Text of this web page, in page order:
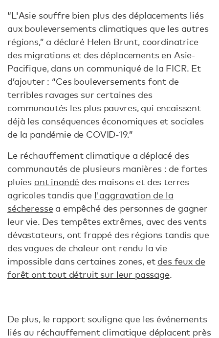
“L'Asie souffre bien plus des déplacements liés
aux bouleversements climatiques que les autres
régions,” a déclaré Helen Brunt, coordinatrice
des migrations et des déplacements en Asie-
Pacifique, dans un communiqué de la FICR. Et
d’ajouter : “Ces bouleversements font de
terribles ravages sur certaines des
communautés les plus pauvres, qui encaissent
déjà les conséquences économiques et sociales
de la pandémie de COVID-19.”
Le réchauffement climatique a déplacé des
communautés de plusieurs manières : de fortes
pluies ont inondé des maisons et des terres
agricoles tandis que l'aggravation de la
sécheressea empêché des personnes de gagner
leur vie. Des tempêtes extrêmes, avec des vents
dévastateurs, ont frappé des régions tandis que
des vagues de chaleur ont rendu la vie
impossible dans certaines zones, et des feux de
forêt ont tout détruit sur leur passage.
De plus, le rapport souligne que les événements
liés au réchauffement climatique déplacent près